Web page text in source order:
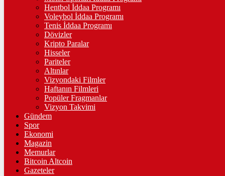
%2,39
%-0,14
฿%0.9
LİTECOİN
2172.68Ł%-0.1
ETHEREUM
91187 Ξ%0.5
Hentbol İddaa Programı
Voleybol İddaa Programı
Tenis İddaa Programı
Dövizler
Kripto Paralar
Hisseler
Pariteler
Altınlar
Vizyondaki Filmler
Haftanın Filmleri
Popüler Fragmanlar
Vizyon Takvimi
Gündem
Spor
Ekonomi
Magazin
Memurlar
Bitcoin Altcoin
Gazeteler